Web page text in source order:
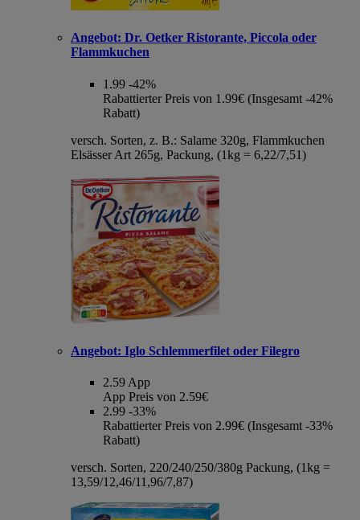
Angebot: Dr. Oetker Ristorante, Piccola oder
Flammkuchen
1.99 -42%
Rabattierter Preis von 1.99€ (Insgesamt -42%
Rabatt)
versch. Sorten, z. B.: Salame 320g, Flammkuchen
Elsässer Art 265g, Packung, (1kg = 6,22/7,51)
Angebot: Iglo Schlemmerfilet oder Filegro
2.59 App
App Preis von 2.59€
2.99 -33%
Rabattierter Preis von 2.99€ (Insgesamt -33%
Rabatt)
versch. Sorten, 220/240/250/380g Packung, (1kg =
13,59/12,46/11,96/7,87)